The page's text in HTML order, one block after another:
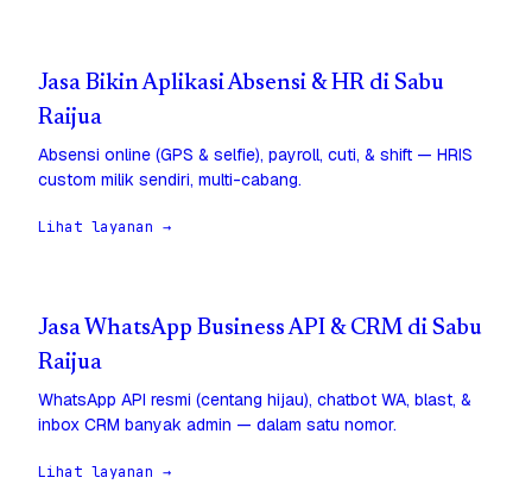
Jasa Bikin Aplikasi Absensi & HR di Sabu
Raijua
Absensi online (GPS & selfie), payroll, cuti, & shift — HRIS
custom milik sendiri, multi-cabang.
Lihat layanan →
Jasa WhatsApp Business API & CRM di Sabu
Raijua
WhatsApp API resmi (centang hijau), chatbot WA, blast, &
inbox CRM banyak admin — dalam satu nomor.
Lihat layanan →